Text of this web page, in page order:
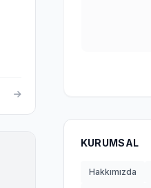
KURUMSAL
Hakkımızda